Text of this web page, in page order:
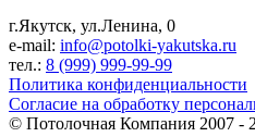
г.Якутск, ул.Ленина, 0
e-mail: info@potolki-yakutska.ru
тел.: 8 (999) 999-99-99
Политика конфиденциальности
Согласие на обработку
© Потолочная Компания 2007 -